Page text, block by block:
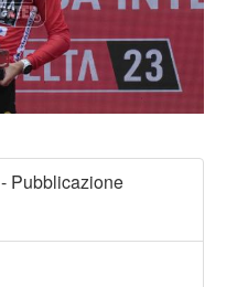
- Pubblicazione